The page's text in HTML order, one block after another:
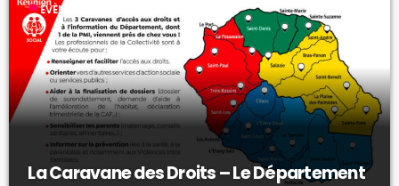
labelÉVÈNEMENT
La Caravane des Droits – Le Département